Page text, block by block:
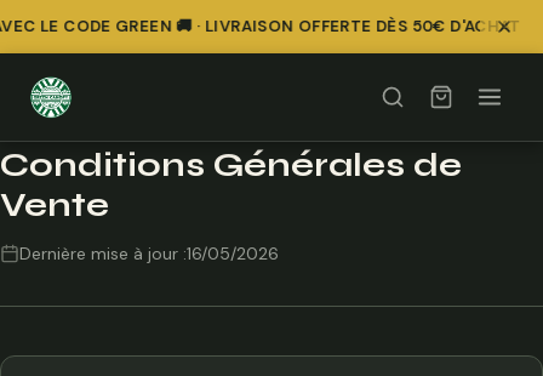
LE CODE GREEN 🚚 · LIVRAISON OFFERTE DÈS 50€ D'ACHAT
Conditions Générales de
Vente
Dernière mise à jour :16/05/2026